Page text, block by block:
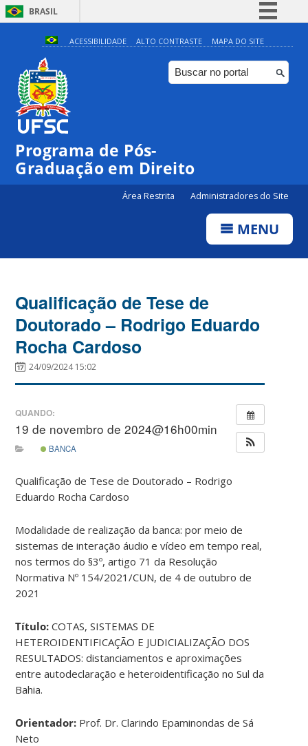
BRASIL
Simplifique!
Comunica BR
Participe
ACESSIBILIDADE ALTO CONTRASTE MAPA DO SITE
Programa de Pós-
Graduação em Direito
Área Restrita Administradores do Site
MENU
Qualificação de Tese de
Doutorado – Rodrigo Eduardo
Rocha Cardoso
24/09/2024 15:02
QUANDO:
19 de novembro de 2024@16h00min
BANCA
Qualificação de Tese de Doutorado – Rodrigo
Eduardo Rocha Cardoso
Modalidade de realização da banca: por meio de
sistemas de interação áudio e vídeo em tempo real,
nos termos do §3º, artigo 71 da Resolução
Normativa Nº 154/2021/CUN, de 4 de outubro de
2021
Título:COTAS, SISTEMAS DE
HETEROIDENTIFICAÇÃO E JUDICIALIZAÇÃO DOS
RESULTADOS: distanciamentos e aproximações
entre autodeclaração e heteroidentificação no Sul da
Bahia.
Orientador: Prof. Dr. Clarindo Epaminondas de Sá
Neto